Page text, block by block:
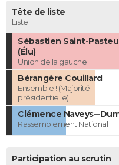
Tête de liste
Liste
Sébastien Saint-
(Élu)
Union de la gauche
Bérangère Couillard
Ensemble ! (Majorité
présidentielle)
Clémence Naveys--
Rassemblement National
Participation au scrutin